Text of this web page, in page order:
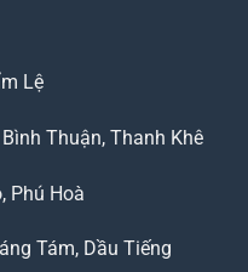
Lệ
Thuận, Thanh Khê
Phú Hoà
Tám, Dầu Tiếng